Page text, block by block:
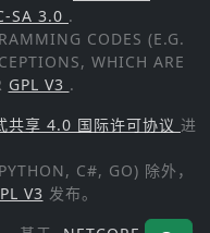
SA 3.0 .
CODES (E.G.
WHICH ARE
GPL V3 .
共享 4.0 国际许可协议 进
C#, GO) 除外，
V3 发布。